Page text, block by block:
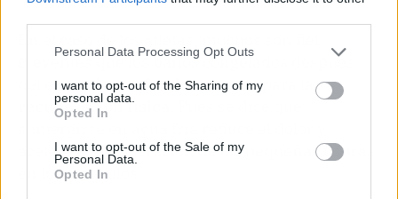
Personal Data Processing Opt Outs
I want to opt-out of the Sharing of my
personal data.
Opted In
I want to opt-out of the Sale of my
Personal Data.
Opted In
creyentes que los baños congelados después
del ejercicio son fundamentales para la
recuperación física
acelera la recuperación de las pequeñas fisuras
en los músculos.